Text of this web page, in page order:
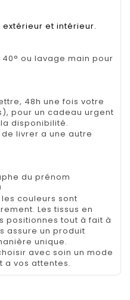
et intérieur.
ou lavage main pour
48h une fois votre
pour un cadeau urgent
disponibilité.
livrer a une autre
du prénom
couleurs sont
Les tissus en
positionnes tout à fait à
assure un produit
unique.
avec soin un mode
a vos attentes.